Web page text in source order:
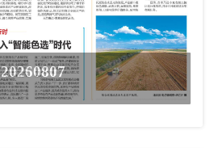
20260807